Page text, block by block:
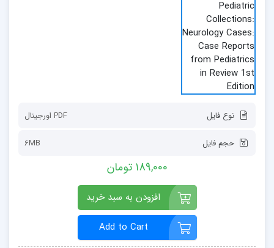
نوع فایل PDF اورجينال
حجم فایل 6MB
189,000 تومان
افزودن به سبد خرید
Add to Cart